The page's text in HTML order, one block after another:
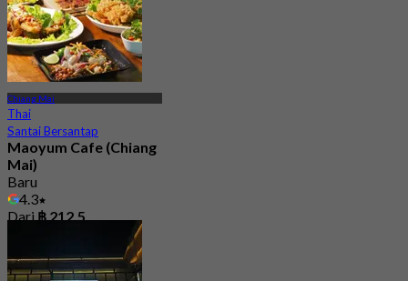
Chiang Mai
Thai
Santai Bersantap
Maoyum Cafe (Chiang
Mai)
Baru
4.3
Dari฿ 212.5